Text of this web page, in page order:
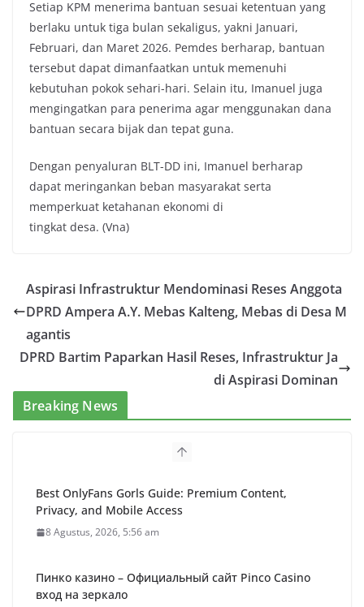
Setiap KPM menerima bantuan sesuai ketentuan yang
berlaku untuk tiga bulan sekaligus, yakni Januari,
Februari, dan Maret 2026. Pemdes berharap, bantuan
tersebut dapat dimanfaatkan untuk memenuhi
kebutuhan pokok sehari-hari. Selain itu, Imanuel juga
mengingatkan para penerima agar menggunakan dana
bantuan secara bijak dan tepat guna.
Dengan penyaluran BLT-DD ini, Imanuel berharap
dapat meringankan beban masyarakat serta
memperkuat ketahanan ekonomi di
tingkat desa. (Vna)
Aspirasi Infrastruktur Mendominasi Reses Anggota
DPRD Ampera A.Y. Mebas Kalteng, Mebas di Desa M
agantis
DPRD Bartim Paparkan Hasil Reses, Infrastruktur Ja
di Aspirasi Dominan
Breaking News
Best OnlyFans Gorls Guide: Premium Content,
Privacy, and Mobile Access
8 Agustus, 2026, 5:56 am
Пинко казино – Официальный сайт Pinco Casino
вход на зеркало